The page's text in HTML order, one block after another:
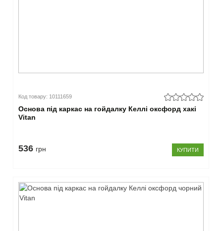
Код товару: 10111659
Основа під каркас на гойдалку Келлі оксфорд хакі
Vitan
536 грн КУПИТИ